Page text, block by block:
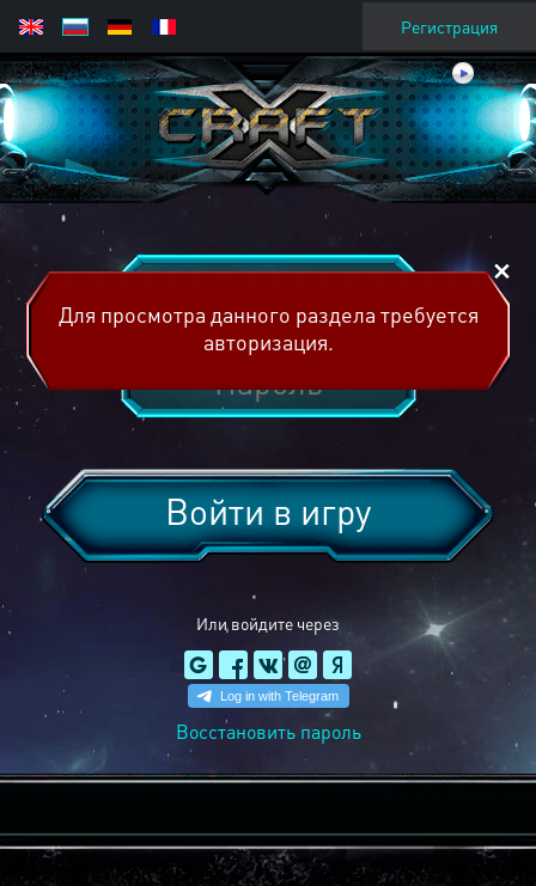
Регистрация
Или войдите через
Войти в игру
Восстановить пароль
Для просмотра данного раздела требуется
авторизация.